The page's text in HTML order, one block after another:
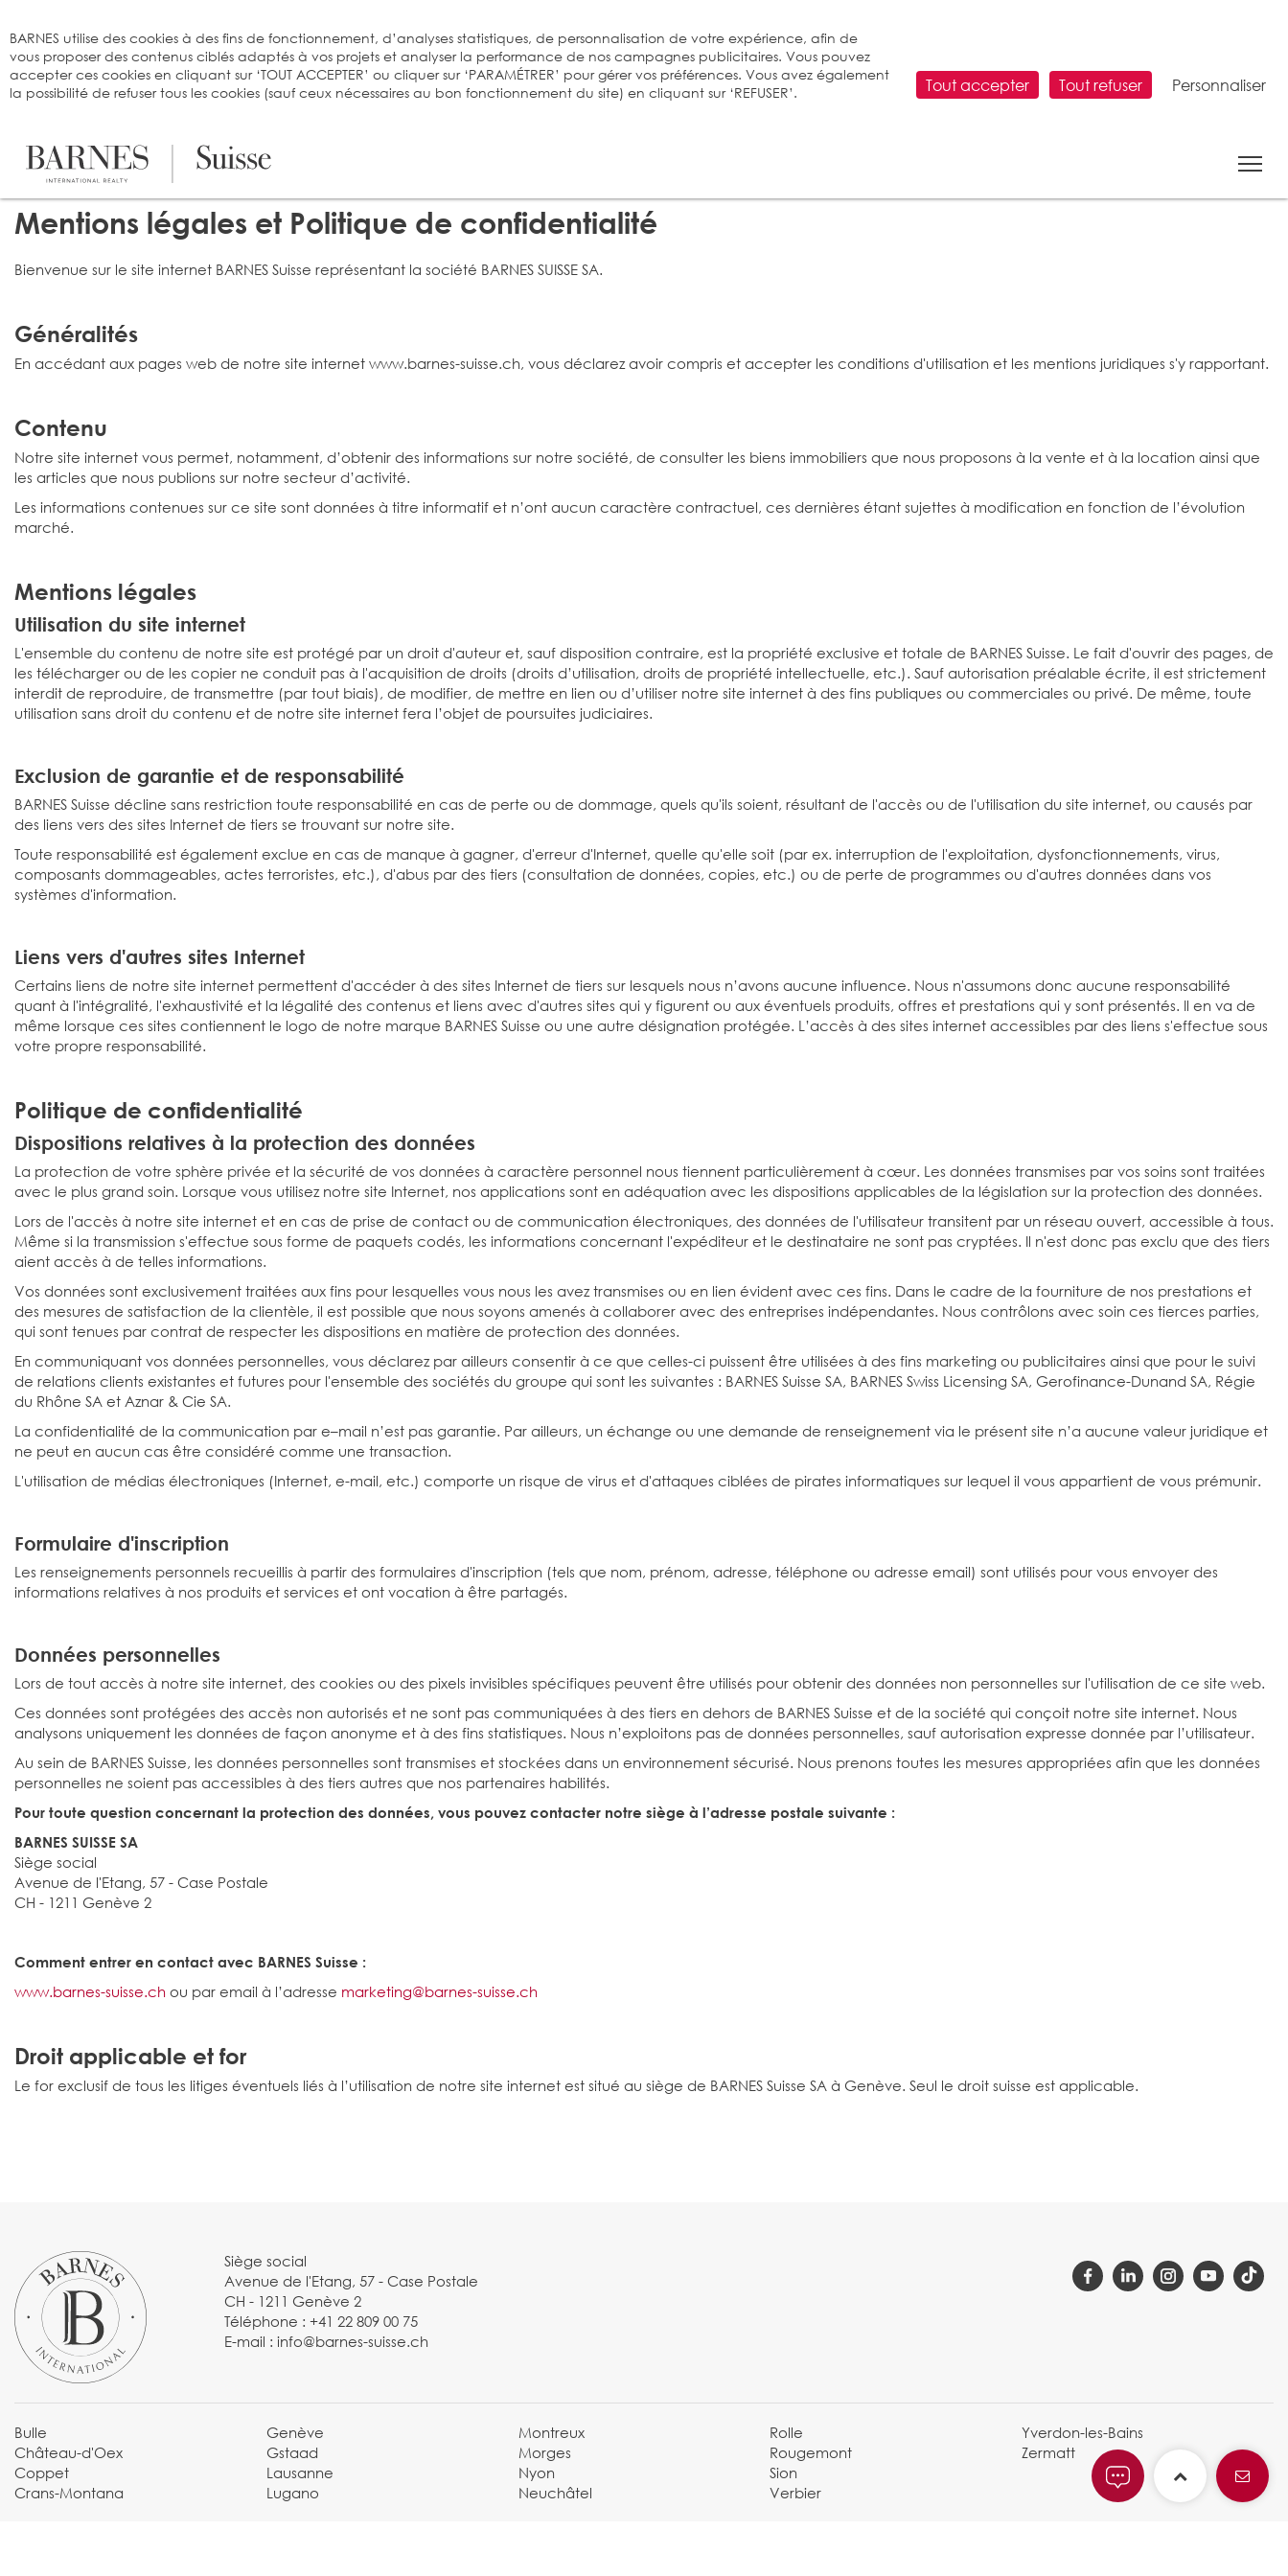
Mentions légales et Politique de confidentialité
Bienvenue sur le site internet BARNES Suisse représentant la société BARNES SUISSE SA.
Généralités
En accédant aux pages web de notre site internet www.barnes-suisse.ch, vous déclarez avoir compris et accepter les conditions d'utilisation et les mentions juridiques s'y rapportant.
Contenu
Notre site internet vous permet, notamment, d’obtenir des informations sur notre société, de consulter les biens immobiliers que nous proposons à la vente et à la location ainsi que
les articles que nous publions sur notre secteur d’activité.
Les informations contenues sur ce site sont données à titre informatif et n’ont aucun caractère contractuel, ces dernières étant sujettes à modification en fonction de l’évolution
marché.
Mentions légales
Utilisation du site internet
L'ensemble du contenu de notre site est protégé par un droit d'auteur et, sauf disposition contraire, est la propriété exclusive et totale de BARNES Suisse. Le fait d'ouvrir des pages, de
les télécharger ou de les copier ne conduit pas à l'acquisition de droits (droits d’utilisation, droits de propriété intellectuelle, etc.). Sauf autorisation préalable écrite, il est strictement
interdit de reproduire, de transmettre (par tout biais), de modifier, de mettre en lien ou d’utiliser notre site internet à des fins publiques ou commerciales ou privé. De même, toute
utilisation sans droit du contenu et de notre site internet fera l’objet de poursuites judiciaires.
Exclusion de garantie et de responsabilité
BARNES Suisse décline sans restriction toute responsabilité en cas de perte ou de dommage, quels qu'ils soient, résultant de l'accès ou de l'utilisation du site internet, ou causés par
des liens vers des sites Internet de tiers se trouvant sur notre site.
Toute responsabilité est également exclue en cas de manque à gagner, d'erreur d'Internet, quelle qu'elle soit (par ex. interruption de l'exploitation, dysfonctionnements, virus,
composants dommageables, actes terroristes, etc.), d'abus par des tiers (consultation de données, copies, etc.) ou de perte de programmes ou d'autres données dans vos
systèmes d'information.
Liens vers d'autres sites Internet
Certains liens de notre site internet permettent d'accéder à des sites Internet de tiers sur lesquels nous n’avons aucune influence. Nous n'assumons donc aucune responsabilité
quant à l'intégralité, l'exhaustivité et la légalité des contenus et liens avec d'autres sites qui y figurent ou aux éventuels produits, offres et prestations qui y sont présentés. Il en va de
même lorsque ces sites contiennent le logo de notre marque BARNES Suisse ou une autre désignation protégée. L’accès à des sites internet accessibles par des liens s'effectue sous
votre propre responsabilité.
Politique de confidentialité
Dispositions relatives à la protection des données
La protection de votre sphère privée et la sécurité de vos données à caractère personnel nous tiennent particulièrement à cœur. Les données transmises par vos soins sont traitées
avec le plus grand soin. Lorsque vous utilisez notre site Internet, nos applications sont en adéquation avec les dispositions applicables de la législation sur la protection des données.
Lors de l'accès à notre site internet et en cas de prise de contact ou de communication électroniques, des données de l'utilisateur transitent par un réseau ouvert, accessible à tous.
Même si la transmission s'effectue sous forme de paquets codés, les informations concernant l'expéditeur et le destinataire ne sont pas cryptées. Il n'est donc pas exclu que des tiers
aient accès à de telles informations.
Vos données sont exclusivement traitées aux fins pour lesquelles vous nous les avez transmises ou en lien évident avec ces fins. Dans le cadre de la fourniture de nos prestations et
des mesures de satisfaction de la clientèle, il est possible que nous soyons amenés à collaborer avec des entreprises indépendantes. Nous contrôlons avec soin ces tierces parties,
qui sont tenues par contrat de respecter les dispositions en matière de protection des données.
En communiquant vos données personnelles, vous déclarez par ailleurs consentir à ce que celles-ci puissent être utilisées à des fins marketing ou publicitaires ainsi que pour le suivi
de relations clients existantes et futures pour l'ensemble des sociétés du groupe qui sont les suivantes : BARNES Suisse SA, BARNES Swiss Licensing SA, Gerofinance-Dunand SA, Régie
du Rhône SA et Aznar & Cie SA.
La confidentialité de la communication par e–mail n’est pas garantie. Par ailleurs, un échange ou une demande de renseignement via le présent site n’a aucune valeur juridique et
ne peut en aucun cas être considéré comme une transaction.
L'utilisation de médias électroniques (Internet, e-mail, etc.) comporte un risque de virus et d'attaques ciblées de pirates informatiques sur lequel il vous appartient de vous prémunir.
Formulaire d'inscription
Les renseignements personnels recueillis à partir des formulaires d'inscription (tels que nom, prénom, adresse, téléphone ou adresse email) sont utilisés pour vous envoyer des
informations relatives à nos produits et services et ont vocation à être partagés.
Données personnelles
Lors de tout accès à notre site internet, des cookies ou des pixels invisibles spécifiques peuvent être utilisés pour obtenir des données non personnelles sur l'utilisation de ce site web.
Ces données sont protégées des accès non autorisés et ne sont pas communiquées à des tiers en dehors de BARNES Suisse et de la société qui conçoit notre site internet. Nous
analysons uniquement les données de façon anonyme et à des fins statistiques. Nous n’exploitons pas de données personnelles, sauf autorisation expresse donnée par l’utilisateur.
Au sein de BARNES Suisse, les données personnelles sont transmises et stockées dans un environnement sécurisé. Nous prenons toutes les mesures appropriées afin que les données
personnelles ne soient pas accessibles à des tiers autres que nos partenaires habilités.
Pour toute question concernant la protection des données, vous pouvez contacter notre siège à l’adresse postale suivante :
BARNES SUISSE SA
Siège social
Avenue de l'Etang, 57 - Case Postale
CH - 1211 Genève 2
Comment entrer en contact avec BARNES Suisse :
www.barnes-suisse.ch ou par email à l’adresse marketing@barnes-suisse.ch
Droit applicable et for
Le for exclusif de tous les litiges éventuels liés à l’utilisation de notre site internet est situé au siège de BARNES Suisse SA à Genève. Seul le droit suisse est applicable.
Siège social
Avenue de l'Etang, 57 - Case Postale
CH - 1211 Genève 2
Téléphone : +41 22 809 00 75
E-mail : info@barnes-suisse.ch
Bulle
Château-d'Oex
Coppet
Crans-Montana
Genève
Gstaad
Lausanne
Lugano
Montreux
Morges
Nyon
Neuchâtel
Rolle
Rougemont
Sion
Verbier
Yverdon-les-Bains
Zermatt
BARNES utilise des cookies à des fins de fonctionnement, d’analyses statistiques, de personnalisation de votre expérience, afin de
vous proposer des contenus ciblés adaptés à vos projets et analyser la performance de nos campagnes publicitaires. Vous pouvez
accepter ces cookies en cliquant sur ‘TOUT ACCEPTER’ ou cliquer sur ‘PARAMÉTRER’ pour gérer vos préférences. Vous avez également
la possibilité de refuser tous les cookies (sauf ceux nécessaires au bon fonctionnement du site) en cliquant sur ‘REFUSER’.
Tout accepter Tout refuser Personnaliser